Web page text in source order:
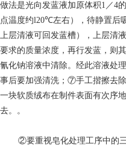
做法是光向发蓝液加原体积1／4
点温度约l20℃左右），待静置后
上层清液可回发蓝槽），上层清
要求的质量浓度，再行发蓝，则
氰化钠溶液中清除。经此溶液处
事后要加强清洗；⑦手工揩擦去
一块软质绒布在制件表面有次序
去。。
②要重视皂化处理工序中的